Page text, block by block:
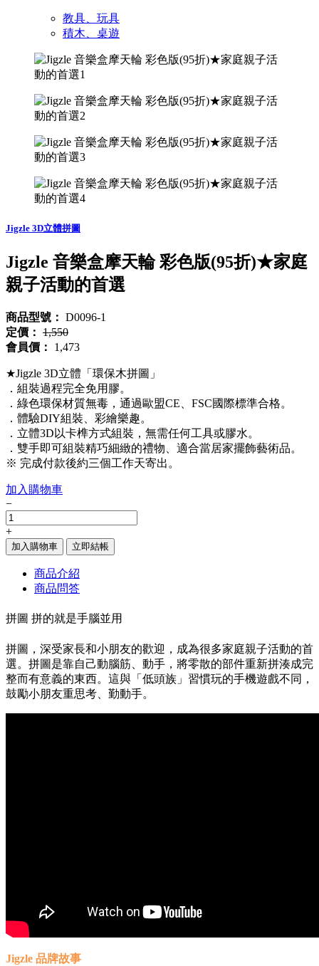
教具、玩具
積木、桌遊
Jigzle 3D立體拼圖
Jigzle 音樂盒摩天輪 彩色版(95折)★家庭
親子活動的首選
商品型號： D0096-1
定價： 1,550
會員價：
1,473
★Jigzle 3D立體「環保木拼圖」
．組裝過程完全免用膠。
．綠色環保材質無毒，通過歐盟CE、FSC國際標準合格。
．體驗DIY組裝、彩繪樂趣。
．立體3D以卡榫方式組裝，無需任何工具或膠水。
．雙手即可組裝精巧細緻的禮物、適合當居家擺飾藝術品。
※ 完成付款後約三個工作天寄出。
加入購物車
−
+
加入購物車 立即結帳
商品介紹
商品問答
拼圖 拼的就是手腦並用
拼圖，深受家長和小朋友的歡迎，成為很多家庭親子活動的首
選。拼圖是靠自己動腦筋、動手，將零散的部件重新拼湊成完
整而有意義的東西。這與「低頭族」習慣玩的手機遊戲不同，
鼓勵小朋友重思考、勤動手。
Jigzle 品牌故事